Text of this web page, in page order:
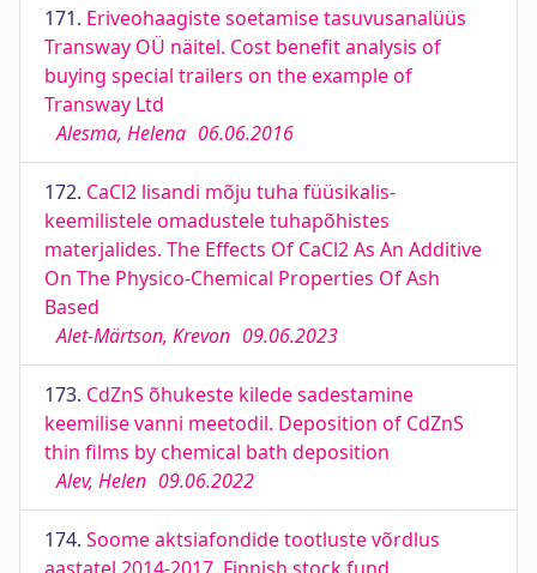
171. Eriveohaagiste soetamise tasuvusanalüüs
Transway OÜ näitel. Cost benefit analysis of
buying special trailers on the example of
Transway Ltd
Alesma, Helena 06.06.2016
172. CaCl2 lisandi mõju tuha füüsikalis-
keemilistele omadustele tuhapõhistes
materjalides. The Effects Of CaCl2 As An Additive
On The Physico-Chemical Properties Of Ash
Based
Alet-Märtson, Krevon 09.06.2023
173. CdZnS õhukeste kilede sadestamine
keemilise vanni meetodil. Deposition of CdZnS
thin films by chemical bath deposition
Alev, Helen 09.06.2022
174. Soome aktsiafondide tootluste võrdlus